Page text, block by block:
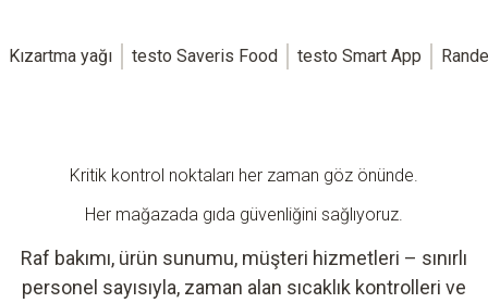
Kızartma yağı testo Saveris Food testo Smart App
Kritik kontrol noktaları her zaman göz önünde.
Her mağazada gıda güvenliğini sağlıyoruz.
Raf bakımı, ürün sunumu, müşteri hizmetleri – sınırlı
personel sayısıyla, zaman alan sıcaklık kontrolleri ve